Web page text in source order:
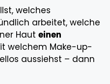
welches
arbeitet, welche
Haut einen
welchem Make-up-
aussiehst – dann